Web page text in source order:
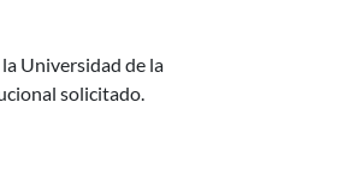
Universidad de la
solicitado.